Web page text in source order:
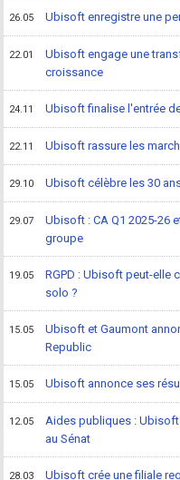
26.05 Ubisoft enregistre une
22.01
Ubisoft engage une
croissance
24.11 Ubisoft finalise l'entrée
22.11 Ubisoft rassure les
29.10 Ubisoft célèbre les 30
29.07
Ubisoft : CA Q1 2025-26
groupe
19.05
RGPD : Ubisoft peut-elle
solo ?
15.05
Ubisoft et Gaumont
Republic
15.05 Ubisoft annonce ses
12.05
Aides publiques :
au Sénat
28.03 Ubisoft crée une filiale